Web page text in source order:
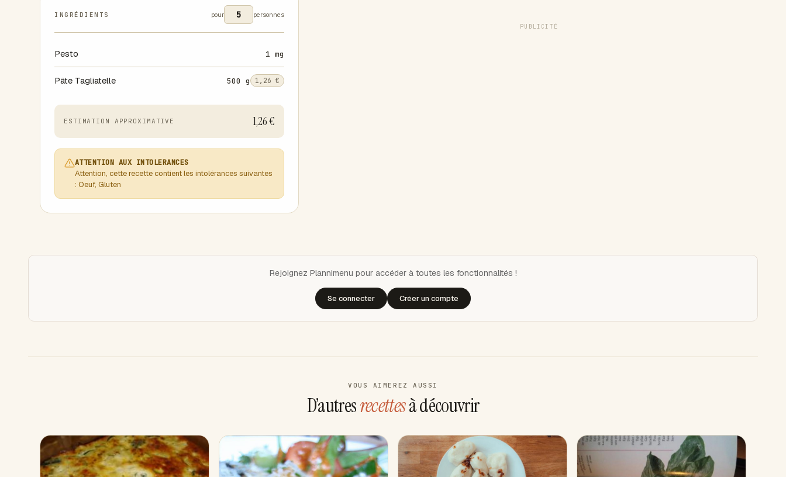
INGRÉDIENTS pour personnes
Pesto 1 mg
Pâte Tagliatelle 500 g 1,26 €
ESTIMATION APPROXIMATIVE 1,26 €
ATTENTION AUX INTOLERANCES
Attention, cette recette contient les intolérances suivantes
: Oeuf, Gluten
PUBLICITÉ
Rejoignez Plannimenu pour accéder à toutes les fonctionnalités !
Se connecter Créer un compte
VOUS AIMEREZ AUSSI
D’autresrecettesà découvrir